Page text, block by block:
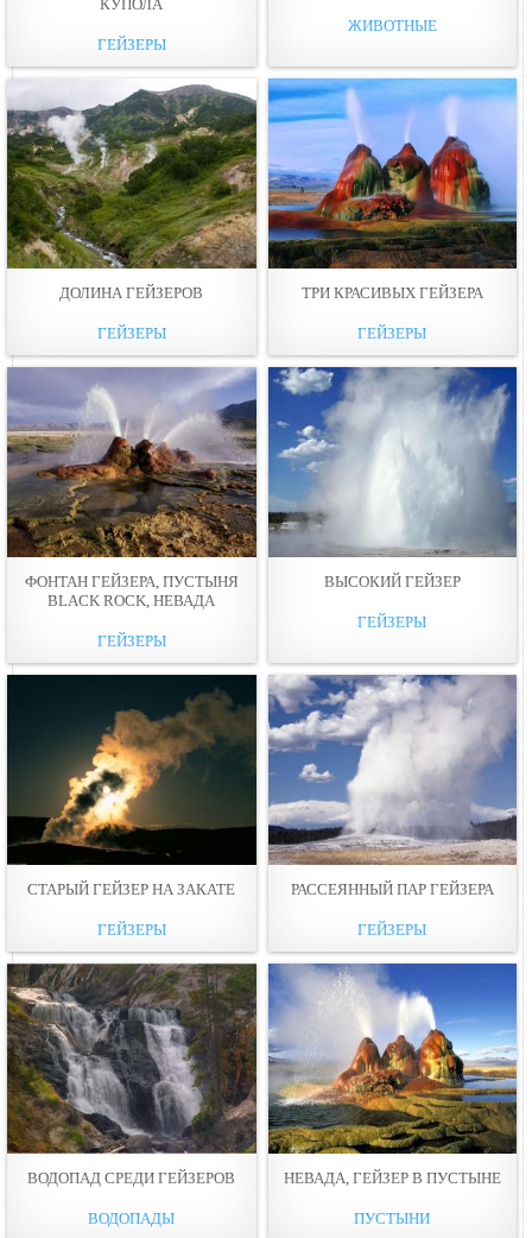
КУПОЛА
ГЕЙЗЕРЫ
ЖИВОТНЫЕ
ДОЛИНА ГЕЙЗЕРОВ
ГЕЙЗЕРЫ
ТРИ КРАСИВЫХ ГЕЙЗЕРА
ГЕЙЗЕРЫ
ФОНТАН ГЕЙЗЕРА, ПУСТЫНЯ
BLACK ROCK, НЕВАДА
ГЕЙЗЕРЫ
ВЫСОКИЙ ГЕЙЗЕР
ГЕЙЗЕРЫ
СТАРЫЙ ГЕЙЗЕР НА ЗАКАТЕ
ГЕЙЗЕРЫ
РАССЕЯННЫЙ ПАР ГЕЙЗЕРА
ГЕЙЗЕРЫ
ВОДОПАД СРЕДИ ГЕЙЗЕРОВ
ВОДОПАДЫ
НЕВАДА, ГЕЙЗЕР В ПУСТЫНЕ
ПУСТЫНИ